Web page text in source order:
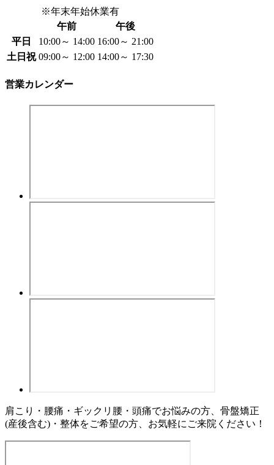
午前
午後
平日
10:00～ 14:00 16:00～ 21:00
土日祝 09:00～ 12:00 14:00～ 17:30
※年末年始休業有
営業カレンダー
肩こり・腰痛・ギックリ腰・頭痛でお悩みの方、骨盤矯正
(産後含む)・整体をご希望の方、お気軽にご来院ください！